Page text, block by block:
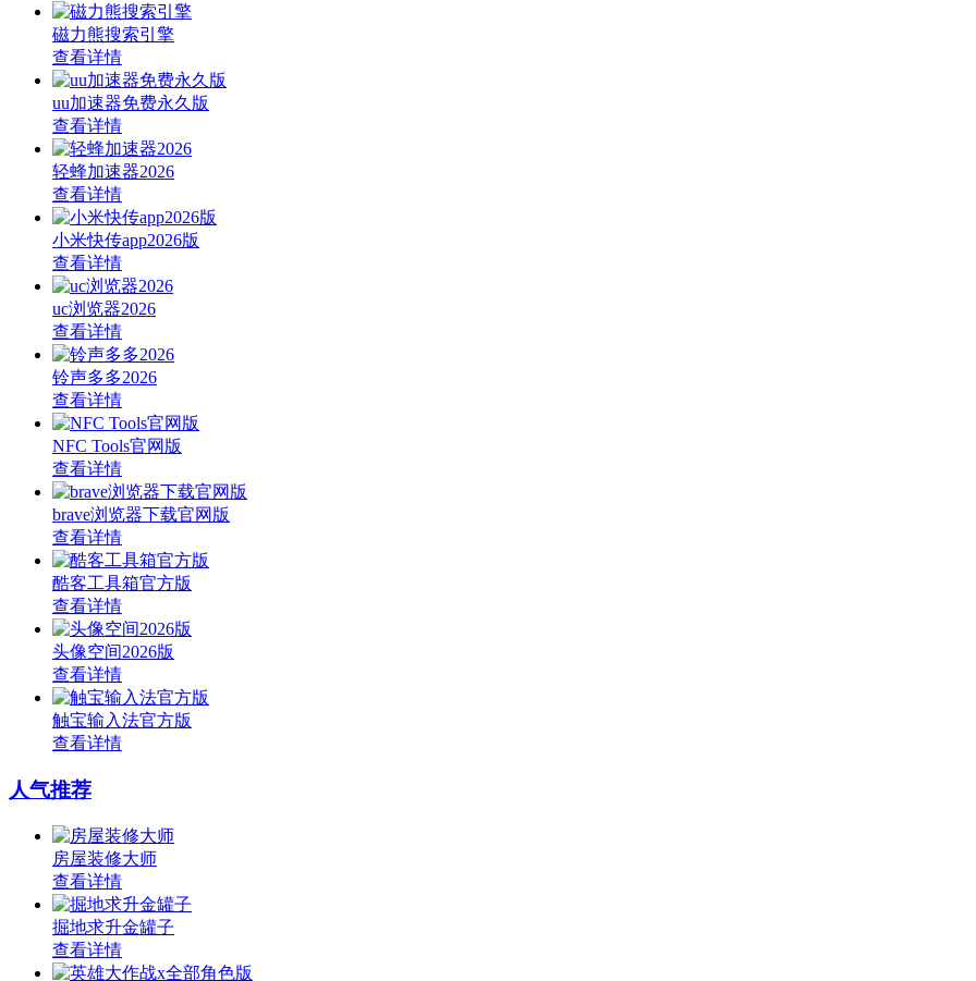
磁力熊搜索引擎
查看详情
uu加速器免费永久版
查看详情
轻蜂加速器2026
查看详情
小米快传app2026版
查看详情
uc浏览器2026
查看详情
铃声多多2026
查看详情
NFC Tools官网版
查看详情
brave浏览器下载官网版
查看详情
酷客工具箱官方版
查看详情
头像空间2026版
查看详情
触宝输入法官方版
查看详情
人气推荐
房屋装修大师
查看详情
掘地求升金罐子
查看详情